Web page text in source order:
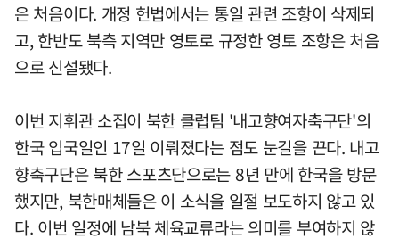
은 처음이다. 개정 헌법에서는 통일 관련 조항이 삭제되
고, 한반도 북측 지역만 영토로 규정한 영토 조항은 처음
으로 신설됐다.
이번 지휘관 소집이 북한 클럽팀 '내고향여자축구단'의
한국 입국일인 17일 이뤄졌다는 점도 눈길을 끈다. 내고
향축구단은 북한 스포츠단으로는 8년 만에 한국을 방문
했지만, 북한매체들은 이 소식을 일절 보도하지 않고 있
다. 이번 일정에 남북 체육교류라는 의미를 부여하지 않